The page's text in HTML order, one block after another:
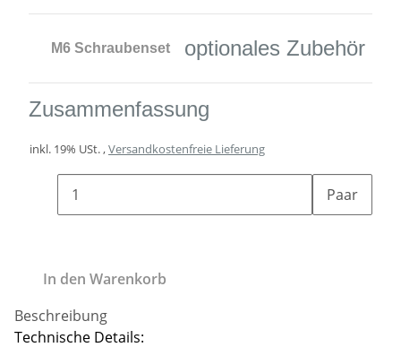
M6 Schraubenset optionales Zubehör
Zusammenfassung
inkl. 19% USt. ,Versandkostenfreie Lieferung
Paar
In den Warenkorb
Beschreibung
Technische Details: